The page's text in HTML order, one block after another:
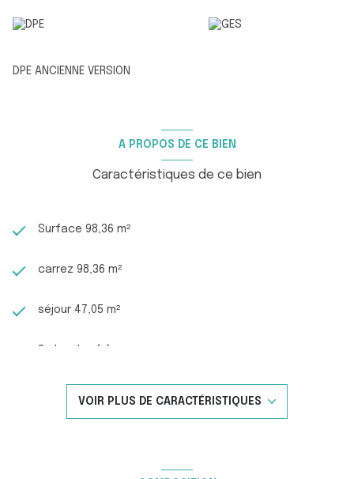
Les informations sur les risques auxquels ce bien est
DPE ANCIENNE VERSION
A PROPOS DE CE BIEN
Caractéristiques de ce bien
Surface 98,36 m²
carrez 98,36 m²
séjour 47,05 m²
3 chambre(s)
cuisine américaine (équipée)
VOIR PLUS DE CARACTÉRISTIQUES